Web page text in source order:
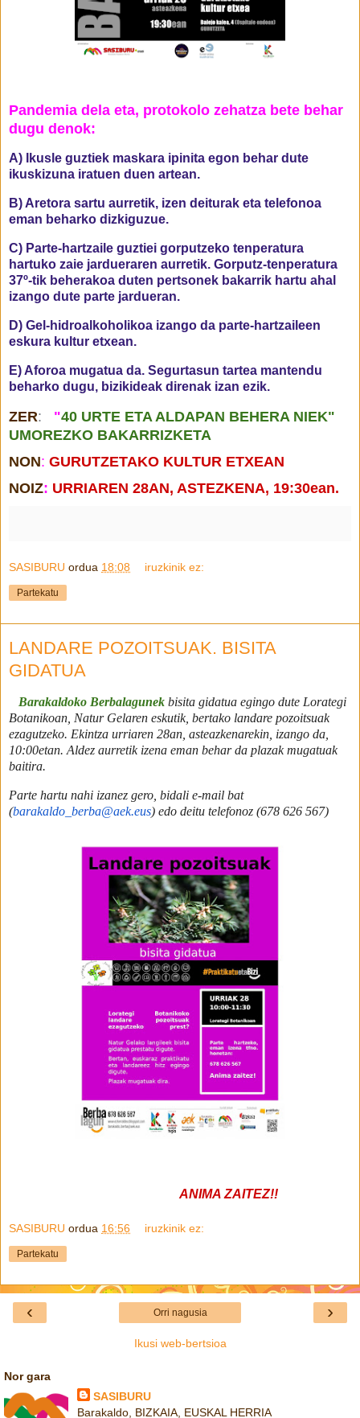
Pandemia dela eta, protokolo zehatza bete behar
dugu denok:
A) Ikusle guztiek maskara ipinita egon behar dute
ikuskizuna iratuen duen artean.
B) Aretora sartu aurretik, izen deiturak eta telefonoa
eman beharko dizkiguzue.
C) Parte-hartzaile guztiei gorputzeko tenperatura
hartuko zaie jardueraren aurretik. Gorputz-tenperatura
37º-tik beherakoa duten pertsonek bakarrik hartu ahal
izango dute parte jardueran.
D) Gel-hidroalkoholikoa izango da parte-hartzaileen
eskura kultur etxean.
E) Aforoa mugatua da. Segurtasun tartea mantendu
beharko dugu, bizikideak direnak izan ezik.
ZER: "40 URTE ETA ALDAPAN BEHERA NIEK"
UMOREZKO BAKARRIZKETA
NON: GURUTZETAKO KULTUR ETXEAN
NOIZ: URRIAREN 28AN, ASTEZKENA, 19:30ean.
SASIBURU ordua 18:08 iruzkinik ez:
Partekatu
LANDARE POZOITSUAK. BISITA
GIDATUA
Barakaldoko Berbalagunek bisita gidatua egingo dute Lorategi
Botanikoan, Natur Gelaren eskutik, bertako landare pozoitsuak
ezagutzeko. Ekintza urriaren 28an, asteazkenarekin, izango da,
10:00etan. Aldez aurretik izena eman behar da plazak mugatuak
baitira.
Parte hartu nahi izanez gero, bidali e-mail bat
(barakaldo_berba@aek.eus) edo deitu telefonoz (678 626 567)
ANIMA ZAITEZ!!
SASIBURU ordua 16:56 iruzkinik ez:
Partekatu
‹ ›
Orri nagusia
Ikusi web-bertsioa
Nor gara
SASIBURU
Barakaldo, BIZKAIA, EUSKAL HERRIA